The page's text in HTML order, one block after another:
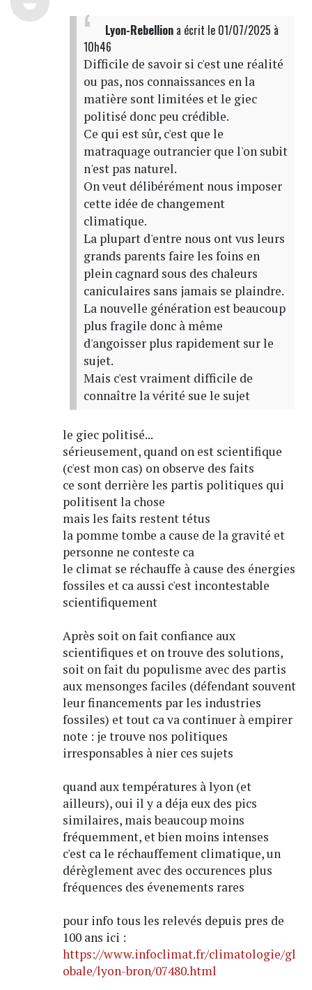
Lyon-Rebelliona écrit le 01/07/2025 à
10h46
Difficile de savoir si c'est une réalité
ou pas, nos connaissances en la
matière sont limitées et le giec
politisé donc peu crédible.
Ce qui est sûr, c'est que le
matraquage outrancier que l'on subit
n'est pas naturel.
On veut délibérément nous imposer
cette idée de changement
climatique.
La plupart d'entre nous ont vus leurs
grands parents faire les foins en
plein cagnard sous des chaleurs
caniculaires sans jamais se plaindre.
La nouvelle génération est beaucoup
plus fragile donc à même
d'angoisser plus rapidement sur le
sujet.
Mais c'est vraiment difficile de
connaître la vérité sue le sujet
le giec politisé...
sérieusement, quand on est scientifique
(c'est mon cas) on observe des faits
ce sont derrière les partis politiques qui
politisent la chose
mais les faits restent tétus
la pomme tombe a cause de la gravité et
personne ne conteste ca
le climat se réchauffe à cause des énergies
fossiles et ca aussi c'est incontestable
scientifiquement
Après soit on fait confiance aux
scientifiques et on trouve des solutions,
soit on fait du populisme avec des partis
aux mensonges faciles (défendant souvent
leur financements par les industries
fossiles) et tout ca va continuer à empirer
note : je trouve nos politiques
irresponsables à nier ces sujets
quand aux températures à lyon (et
ailleurs), oui il y a déja eux des pics
similaires, mais beaucoup moins
fréquemment, et bien moins intenses
c'est ca le réchauffement climatique, un
dérèglement avec des occurences plus
fréquences des évenements rares
pour info tous les relevés depuis pres de
100 ans ici :
https://www.infoclimat.fr/climatologie/gl
obale/lyon-bron/07480.html